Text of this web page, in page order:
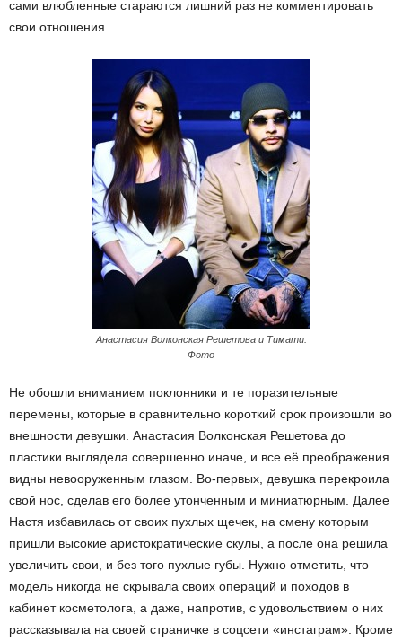
сами влюбленные стараются лишний раз не комментировать
свои отношения.
Анастасия Волконская Решетова и Тимати.
Фото
Не обошли вниманием поклонники и те поразительные
перемены, которые в сравнительно короткий срок произошли во
внешности девушки. Анастасия Волконская Решетова до
пластики выглядела совершенно иначе, и все её преображения
видны невооруженным глазом. Во-первых, девушка перекроила
свой нос, сделав его более утонченным и миниатюрным. Далее
Настя избавилась от своих пухлых щечек, на смену которым
пришли высокие аристократические скулы, а после она решила
увеличить свои, и без того пухлые губы. Нужно отметить, что
модель никогда не скрывала своих операций и походов в
кабинет косметолога, а даже, напротив, с удовольствием о них
рассказывала на своей страничке в соцсети «инстаграм». Кроме